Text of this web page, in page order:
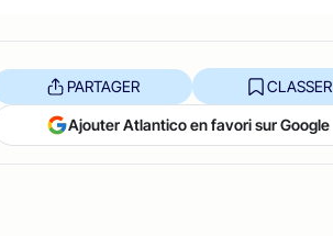
PARTAGER CLASSER
Ajouter Atlantico en favori sur Google